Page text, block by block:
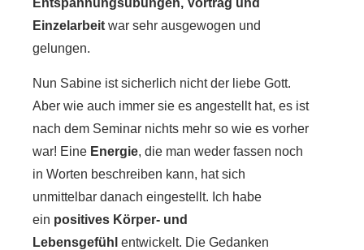
Entspannungsübungen, Vortrag und
Einzelarbeit war sehr ausgewogen und
gelungen.
Nun Sabine ist sicherlich nicht der liebe Gott.
Aber wie auch immer sie es angestellt hat, es ist
nach dem Seminar nichts mehr so wie es vorher
war! Eine Energie, die man weder fassen noch
in Worten beschreiben kann, hat sich
unmittelbar danach eingestellt. Ich habe
ein positives Körper- und
Lebensgefühl entwickelt. Die Gedanken